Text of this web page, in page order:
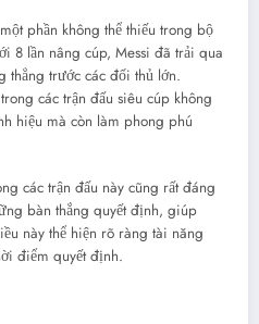
phần không thể thiếu trong bộ
8 lần nâng cúp, Messi đã trải qua
thẳng trước các đối thủ lớn.
các trận đấu siêu cúp không
hiệu mà còn làm phong phú
các trận đấu này cũng rất đáng
bàn thắng quyết định, giúp
này thể hiện rõ ràng tài năng
điểm quyết định.